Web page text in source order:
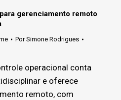
gerenciamento remoto
PorSimone Rodrigues
operacional conta
e oferece
remoto, com